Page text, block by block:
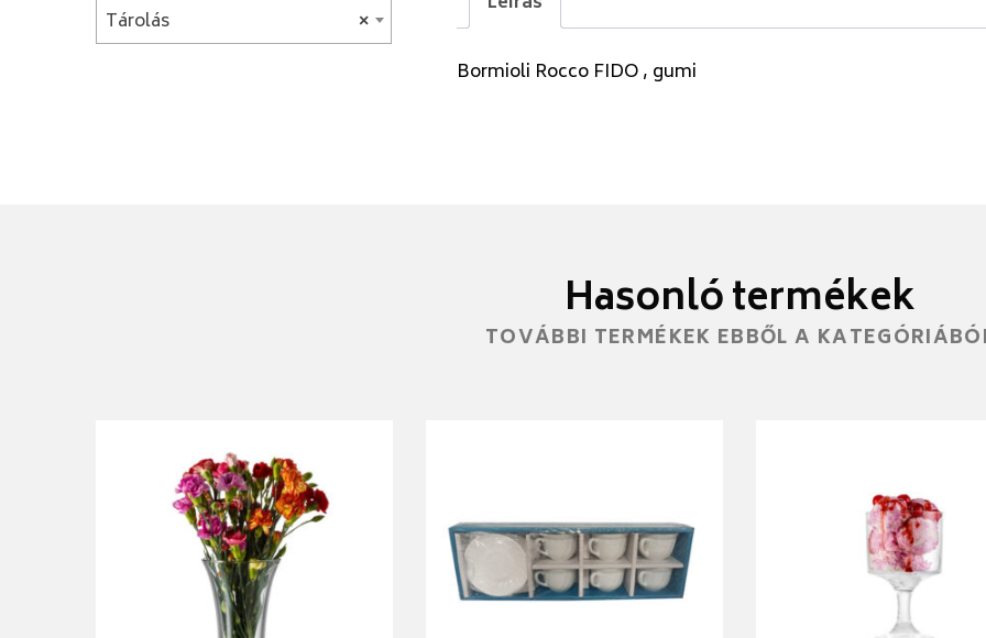
Bormioli Rocco FIDO , gumi
×
Tárolás
Hasonló termékek
TOVÁBBI TERMÉKEK EBBŐL A